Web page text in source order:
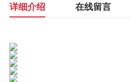
详细介绍 在线留言